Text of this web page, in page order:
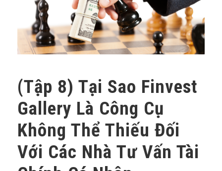
(Tập 8) Tại Sao Finvest
Gallery Là Công Cụ
Không Thể Thiếu Đối
Với Các Nhà Tư Vấn Tài